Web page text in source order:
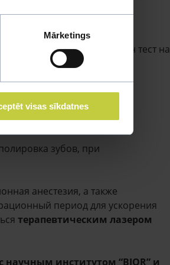
Mārketings
visas sīkdatnes
железы, флуоресцин тест на
зубов, при
анестезия, а также
период для ускорения
терапевтическим лазером
научным институтом “BIOR” и